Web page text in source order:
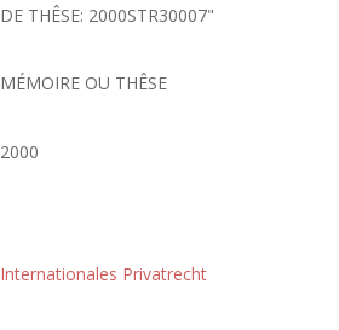
DE THÊSE: 2000STR30007"
MÉMOIRE OU THÊSE
2000
Internationales Privatrecht